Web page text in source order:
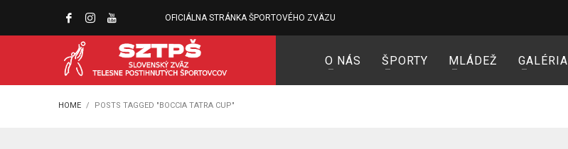
OFICIÁLNA STRÁNKA ŠPORTOVÉHO ZVÄZU
O NÁS ŠPORTY MLÁDEŽ GALÉRIA
HOME POSTS TAGGED "BOCCIA TATRA CUP"